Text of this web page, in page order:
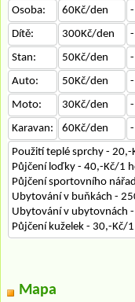
Osoba:
60Kč/den
Dítě:
300Kč/den
Stan:
50Kč/den
Auto:
50Kč/den
Moto:
30Kč/den
Karavan:
60Kč/den
Použití teplé sprchy -
Půjčení loďky - 40,-Kč/1
Půjčení sportovního
Ubytování v buňkách -
Ubytování v ubytovnách
Půjčení kuželek - 30,-Kč/
Mapa